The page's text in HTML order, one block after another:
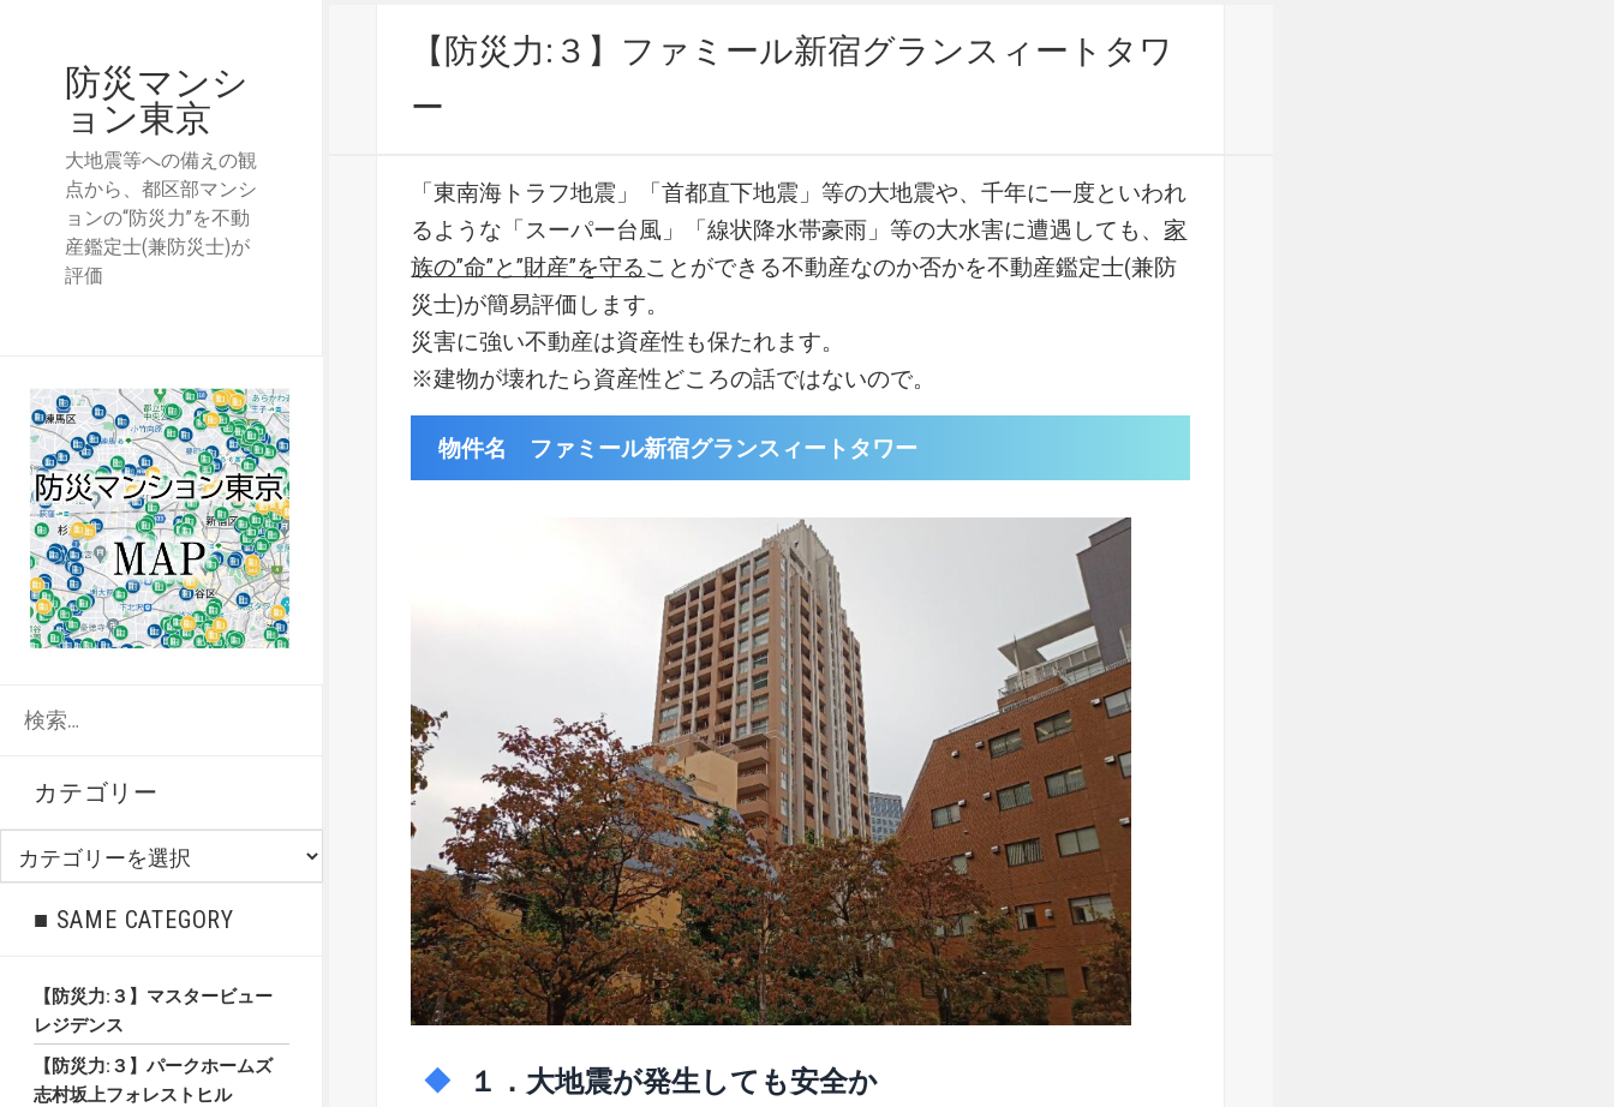
防災マンシ
ョン東京
大地震等への備えの観
点から、都区部マンシ
ョンの“防災力”を不動
産鑑定士(兼防災士)が
評価
カテゴリー
■ SAME CATEGORY
【防災力:３】マスタービュー
レジデンス
【防災力:３】パークホームズ
志村坂上フォレストヒル
【防災力:３】ファミール新宿グランスィートタワ
ー
「東南海トラフ地震」「首都直下地震」等の大地震や、千年に一度といわれ
るような「スーパー台風」「線状降水帯豪雨」等の大水害に遭遇しても、 家
族の”命”と”財産”を守ることができる不動産なのか否かを不動産鑑定士(兼防
災士)が簡易評価します。
災害に強い不動産は資産性も保たれます。
※建物が壊れたら資産性どころの話ではないので。
物件名 ファミール新宿グランスィートタワー
１．大地震が発生しても安全か